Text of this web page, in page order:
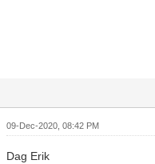
09-Dec-2020, 08:42 PM
Dag Erik